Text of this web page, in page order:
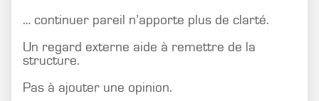
… continuer pareil n’apporte plus de clarté.
Un regard externe aide à remettre de la
structure.
Pas à ajouter une opinion.